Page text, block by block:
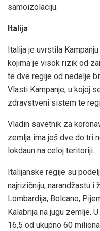
samoizolaciju.
Italija
Italija je uvrstila
kojima je visok rizik od
te dve regije od nedelje
Vlasti Kampanje, u kojoj
zdravstveni sistem te
Vladin savetnik za
zemlja ima još dve do tri
lokdaun na celoj teritoriji.
Italijanske regije su
najrizičniju, narandžastu i
Lombardija, Bolcano,
Kalabrija na jugu zemlje.
16,5 od ukupno 60